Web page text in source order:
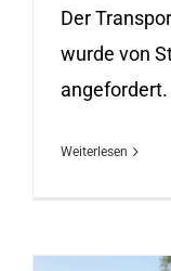
Der
wurde von
Weiterlesen